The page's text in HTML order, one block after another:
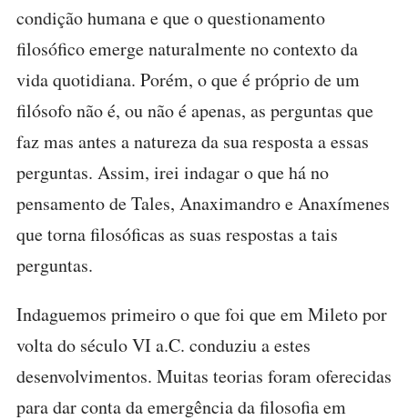
condição humana e que o questionamento
filosófico emerge naturalmente no contexto da
vida quotidiana. Porém, o que é próprio de um
filósofo não é, ou não é apenas, as perguntas que
faz mas antes a natureza da sua resposta a essas
perguntas. Assim, irei indagar o que há no
pensamento de Tales, Anaximandro e Anaxímenes
que torna filosóficas as suas respostas a tais
perguntas.
Indaguemos primeiro o que foi que em Mileto por
volta do século VI a.C. conduziu a estes
desenvolvimentos. Muitas teorias foram oferecidas
para dar conta da emergência da filosofia em